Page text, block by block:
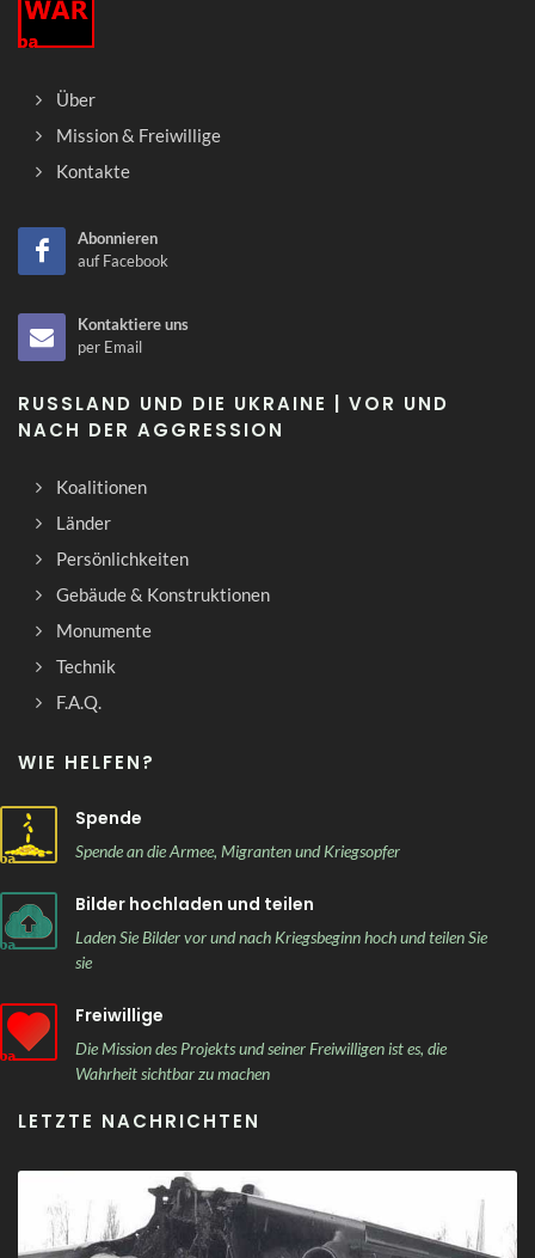
Über
Mission & Freiwillige
Kontakte
Abonnieren
auf Facebook
Kontaktiere uns
per Email
RUSSLAND UND DIE UKRAINE | VOR UND
NACH DER AGGRESSION
Koalitionen
Länder
Persönlichkeiten
Gebäude & Konstruktionen
Monumente
Technik
F.A.Q.
WIE HELFEN?
Spende
Spende an die Armee, Migranten und Kriegsopfer
Bilder hochladen und teilen
Laden Sie Bilder vor und nach Kriegsbeginn hoch und teilen Sie
sie
Freiwillige
Die Mission des Projekts und seiner Freiwilligen ist es, die
Wahrheit sichtbar zu machen
LETZTE NACHRICHTEN